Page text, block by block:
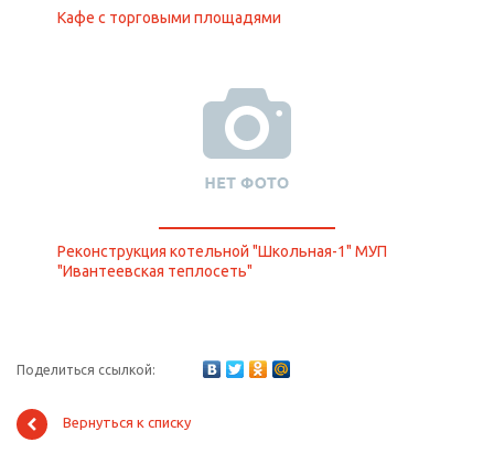
Кафе с торговыми площадями
Реконструкция котельной "Школьная-1" МУП
"Ивантеевская теплосеть"
Поделиться ссылкой:
Вернуться к списку